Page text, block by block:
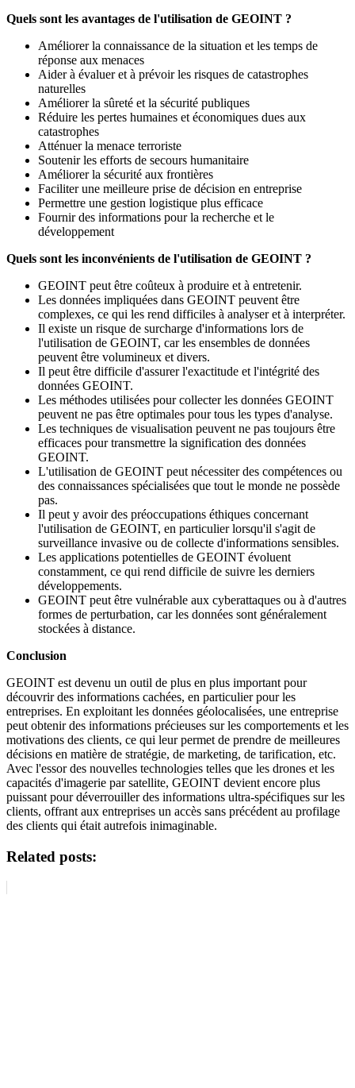
Quels sont les avantages de l'utilisation de GEOINT ?
Améliorer la connaissance de la situation et les temps de
réponse aux menaces
Aider à évaluer et à prévoir les risques de catastrophes
naturelles
Améliorer la sûreté et la sécurité publiques
Réduire les pertes humaines et économiques dues aux
catastrophes
Atténuer la menace terroriste
Soutenir les efforts de secours humanitaire
Améliorer la sécurité aux frontières
Faciliter une meilleure prise de décision en entreprise
Permettre une gestion logistique plus efficace
Fournir des informations pour la recherche et le
développement
Quels sont les inconvénients de l'utilisation de GEOINT ?
GEOINT peut être coûteux à produire et à entretenir.
Les données impliquées dans GEOINT peuvent être
complexes, ce qui les rend difficiles à analyser et à interpréter.
Il existe un risque de surcharge d'informations lors de
l'utilisation de GEOINT, car les ensembles de données
peuvent être volumineux et divers.
Il peut être difficile d'assurer l'exactitude et l'intégrité des
données GEOINT.
Les méthodes utilisées pour collecter les données GEOINT
peuvent ne pas être optimales pour tous les types d'analyse.
Les techniques de visualisation peuvent ne pas toujours être
efficaces pour transmettre la signification des données
GEOINT.
L'utilisation de GEOINT peut nécessiter des compétences ou
des connaissances spécialisées que tout le monde ne possède
pas.
Il peut y avoir des préoccupations éthiques concernant
l'utilisation de GEOINT, en particulier lorsqu'il s'agit de
surveillance invasive ou de collecte d'informations sensibles.
Les applications potentielles de GEOINT évoluent
constamment, ce qui rend difficile de suivre les derniers
développements.
GEOINT peut être vulnérable aux cyberattaques ou à d'autres
formes de perturbation, car les données sont généralement
stockées à distance.
Conclusion
GEOINT est devenu un outil de plus en plus important pour
découvrir des informations cachées, en particulier pour les
entreprises. En exploitant les données géolocalisées, une entreprise
peut obtenir des informations précieuses sur les comportements et les
motivations des clients, ce qui leur permet de prendre de meilleures
décisions en matière de stratégie, de marketing, de tarification, etc.
Avec l'essor des nouvelles technologies telles que les drones et les
capacités d'imagerie par satellite, GEOINT devient encore plus
puissant pour déverrouiller des informations ultra-spécifiques sur les
clients, offrant aux entreprises un accès sans précédent au profilage
des clients qui était autrefois inimaginable.
Related posts: